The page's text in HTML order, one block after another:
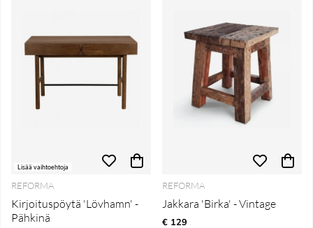
Lisää vaihtoehtoja
REFORMA
Kirjoituspöytä 'Lövhamn' -
Pähkinä
REFORMA
Jakkara 'Birka' - Vintage
€ 129